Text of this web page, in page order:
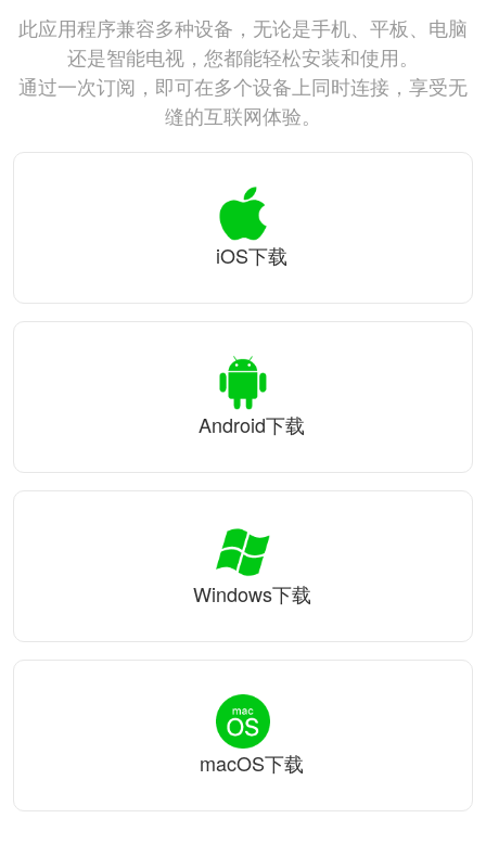
此应用程序兼容多种设备，无论是手机、平板、电脑
还是智能电视，您都能轻松安装和使用。
通过一次订阅，即可在多个设备上同时连接，享受无
缝的互联网体验。
iOS下载
Android下载
Windows下载
macOS下载